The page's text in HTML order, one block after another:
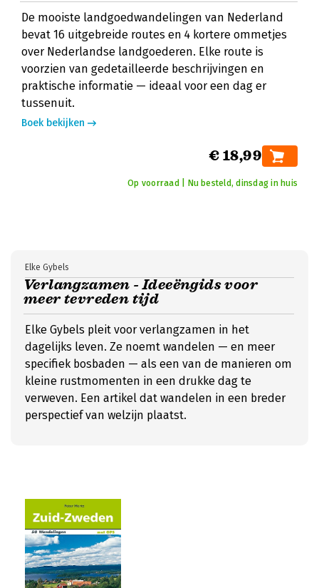
De mooiste landgoedwandelingen van Nederland
bevat 16 uitgebreide routes en 4 kortere ommetjes
over Nederlandse landgoederen. Elke route is
voorzien van gedetailleerde beschrijvingen en
praktische informatie — ideaal voor een dag er
tussenuit.
Boek bekijken
€ 18,99
Op voorraad | Nu besteld, dinsdag in huis
Verlangzamen - Ideeëngids voor
meer tevreden tijd
Elke Gybels
Elke Gybels pleit voor verlangzamen in het
dagelijks leven. Ze noemt wandelen — en meer
specifiek bosbaden — als een van de manieren om
kleine rustmomenten in een drukke dag te
verweven. Een artikel dat wandelen in een breder
perspectief van welzijn plaatst.